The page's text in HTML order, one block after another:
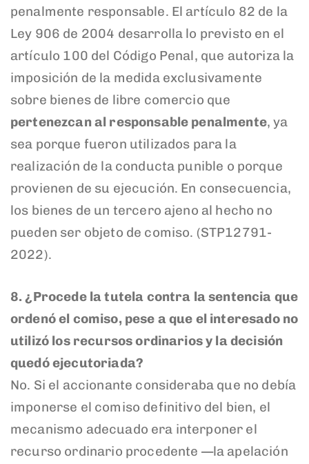
penalmente responsable. El artículo 82 de la
Ley 906 de 2004 desarrolla lo previsto en el
artículo 100 del Código Penal, que autoriza la
imposición de la medida exclusivamente
sobre bienes de libre comercio que
pertenezcan al responsable penalmente, ya
sea porque fueron utilizados para la
realización de la conducta punible o porque
provienen de su ejecución. En consecuencia,
los bienes de un tercero ajeno al hecho no
pueden ser objeto de comiso. (STP12791-
2022).
8.¿Procede la tutela contra la sentencia que
ordenó el comiso, pese a que el interesado no
utilizó los recursos ordinarios y la decisión
quedó ejecutoriada?
No. Si el accionante consideraba que no debía
imponerse el comiso definitivo del bien, el
mecanismo adecuado era interponer el
recurso ordinario procedente —la apelación